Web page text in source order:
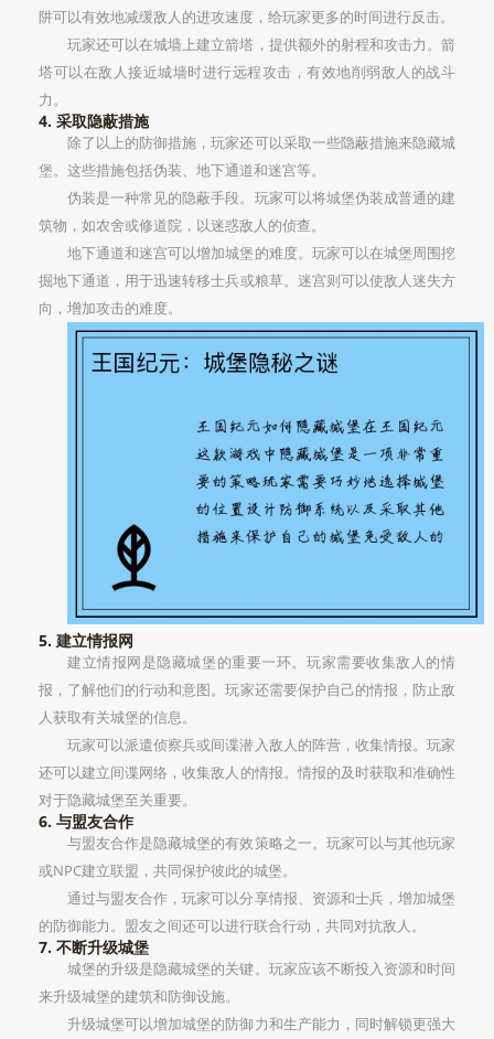
阱可以有效地减缓敌人的进攻速度，给玩家更多的时间进行反击。
玩家还可以在城墙上建立箭塔，提供额外的射程和攻击力。箭
塔可以在敌人接近城墙时进行远程攻击，有效地削弱敌人的战斗
力。
4. 采取隐蔽措施
除了以上的防御措施，玩家还可以采取一些隐蔽措施来隐藏城
堡。这些措施包括伪装、地下通道和迷宫等。
伪装是一种常见的隐蔽手段。玩家可以将城堡伪装成普通的建
筑物，如农舍或修道院，以迷惑敌人的侦查。
地下通道和迷宫可以增加城堡的难度。玩家可以在城堡周围挖
掘地下通道，用于迅速转移士兵或粮草。迷宫则可以使敌人迷失方
向，增加攻击的难度。
5. 建立情报网
建立情报网是隐藏城堡的重要一环。玩家需要收集敌人的情
报，了解他们的行动和意图。玩家还需要保护自己的情报，防止敌
人获取有关城堡的信息。
玩家可以派遣侦察兵或间谍潜入敌人的阵营，收集情报。玩家
还可以建立间谍网络，收集敌人的情报。情报的及时获取和准确性
对于隐藏城堡至关重要。
6. 与盟友合作
与盟友合作是隐藏城堡的有效策略之一。玩家可以与其他玩家
或NPC建立联盟，共同保护彼此的城堡。
通过与盟友合作，玩家可以分享情报、资源和士兵，增加城堡
的防御能力。盟友之间还可以进行联合行动，共同对抗敌人。
7. 不断升级城堡
城堡的升级是隐藏城堡的关键。玩家应该不断投入资源和时间
来升级城堡的建筑和防御设施。
升级城堡可以增加城堡的防御力和生产能力，同时解锁更强大